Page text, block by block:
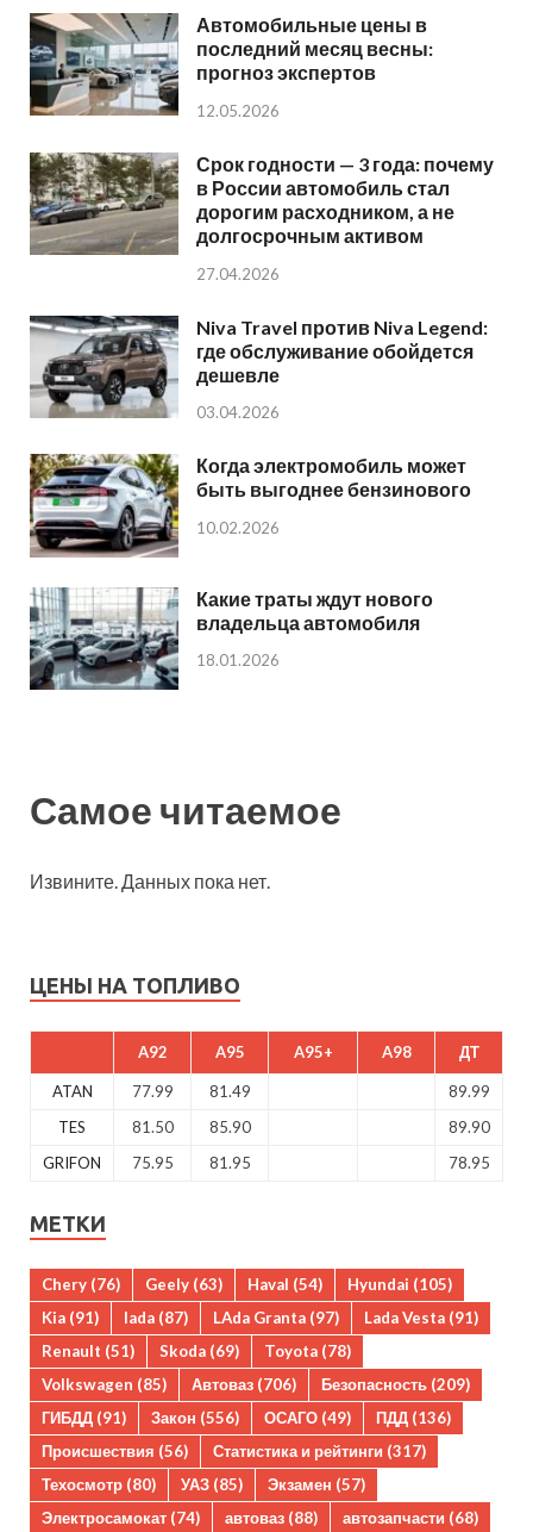
Автомобильные цены в
последний месяц весны:
прогноз экспертов
12.05.2026
Срок годности — 3 года: почему
в России автомобиль стал
дорогим расходником, а не
долгосрочным активом
27.04.2026
Niva Travel против Niva Legend:
где обслуживание обойдется
дешевле
03.04.2026
Когда электромобиль может
быть выгоднее бензинового
10.02.2026
Какие траты ждут нового
владельца автомобиля
18.01.2026
Самое читаемое
Извините. Данных пока нет.
ЦЕНЫ НА ТОПЛИВО
A92 A95 A95+ A98 ДТ
ATAN 77.99 81.49
89.99
TES
81.50 85.90
89.90
GRIFON
75.95 81.95 78.95
МЕТКИ
Chery (76) Geely (63) Haval (54) Hyundai (105)
Kia (91) lada (87) LAda Granta (97) Lada Vesta (91)
Renault (51) Skoda (69) Toyota (78)
Volkswagen (85) Автоваз (706) Безопасность (209)
ГИБДД (91) Закон (556) ОСАГО (49) ПДД (136)
Происшествия (56) Статистика и рейтинги (317)
Техосмотр (80) УАЗ (85) Экзамен (57)
Электросамокат (74) автоваз (88) автозапчасти (68)